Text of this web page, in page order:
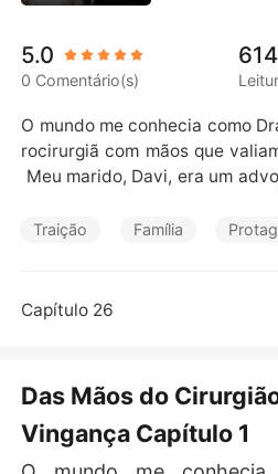
Baixar App
Bilionários
Contos Curtos
5.0
0 Comentário(s)
614
O mundo me conhecia como
rocirurgiã com mãos que
Meu marido, Davi, era um
para me silenciar, ele fez com
Ele não parou por aí. Fabricou
a irmã inocente ao suicídio, e
Traição Família
Capítulo 26
Das Mãos do
Vingança Capítulo 1